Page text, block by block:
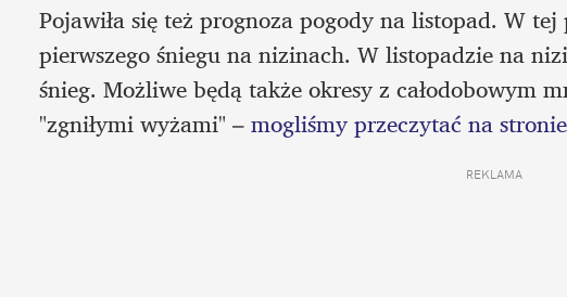
Pojawiła się też prognoza pogody na listopad. W
pierwszego śniegu na nizinach. W listopadzie na
śnieg. Możliwe będą także okresy z całodobowym
"zgniłymi wyżami" – mogliśmy przeczytać na
REKLAMA